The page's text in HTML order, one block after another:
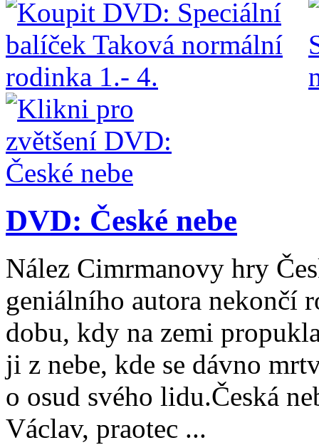
DVD: České nebe
Nález Cimrmanovy hry
geniálního autora nekončí
dobu, kdy na zemi
ji z nebe, kde se dávno
o osud svého lidu.Česká
Václav, praotec ...